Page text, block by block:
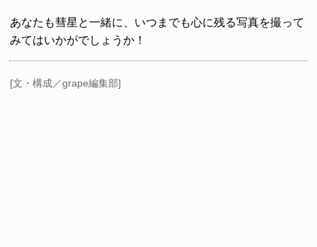
あなたも彗星と一緒に、いつまでも心に残る写真を撮って
みてはいかがでしょうか！
[文・構成／grape編集部]